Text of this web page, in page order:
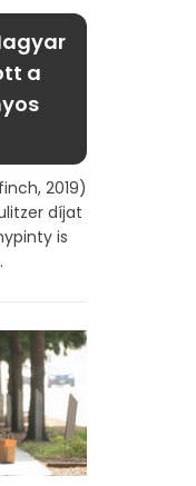
a
2019)
díjat
is